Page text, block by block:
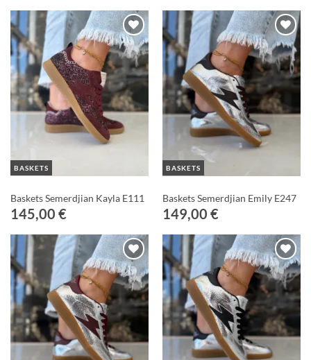
Ajouter
à ma
Wishlist
BASKETS
Baskets Semerdjian Kayla E111
145,00 €
Ajouter
à ma
Wishlist
BASKETS
Baskets Semerdjian Emily E247
149,00 €
Ajouter
à ma
Wishlist
Ajouter
à ma
Wishlist